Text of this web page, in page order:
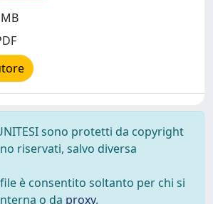
sono protetti da copyright
riservati, salvo diversa
è consentito soltanto per chi si
o da proxy.